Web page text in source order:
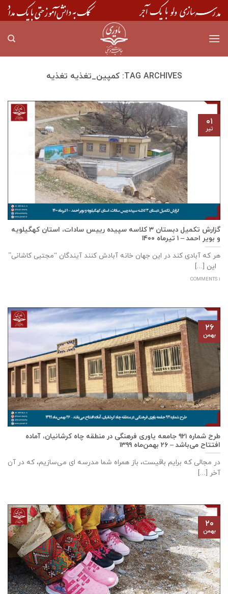
Skip
to
TAG ARCHIVES: کمپین_تغذیه تغذیه
گزارش تکمیل دبستان ۳ کلاسه سپيده رييس سادات، استان كهگيلويه
و بوير احمد – ۱ تیرماه ۱۴۰۰
هر که آبادی کند در این جهان خانه آبادش کنند آیندگان “مجتبی کاشانی”
این [...]
1 COMMENTS
۰۱
تیر
طرح شماره ۹۲۱ جامعه ياوری فرهنگی در منطقه چاه کرشانیان، آماده
افتتاح می‌باشد – ۲۶ بهمن‌ماه ۱۳۹۹
در مجالی که برایم باقیست، باز همراه شما مدرسه ای می‌سازیم، که در آن
آخر [...]
۲۶
بهمن
۲۰
بهمن